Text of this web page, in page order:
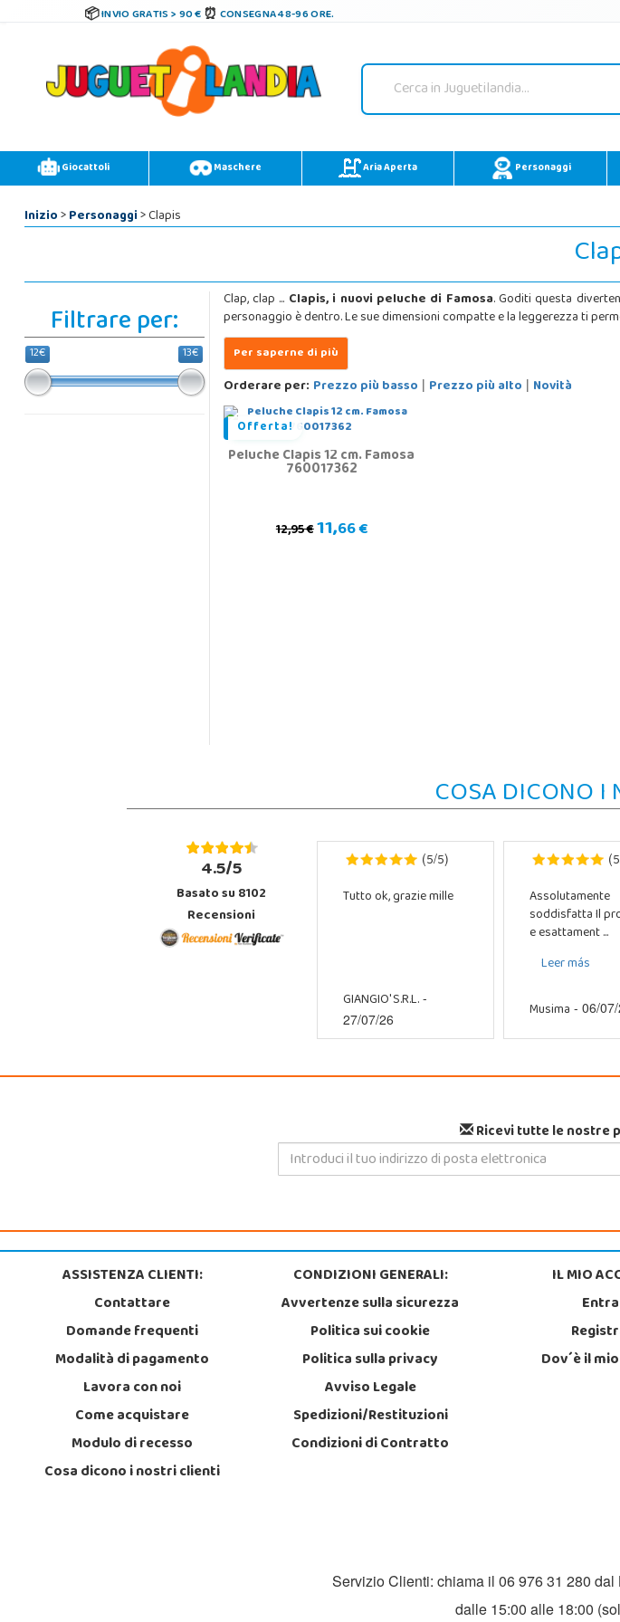
INVIO GRATIS > 90 € CONSEGNA 48-96 ORE.
Giocattoli Maschere Aria Aperta Personaggi
Inizio>Personaggi> Clapis
Filtrare per:
12€ 13€
Clap, clap ... Clapis, i nuovi peluche di Famosa. Goditi questa
personaggio è dentro. Le sue dimensioni compatte e la leggerezza ti
Orderare per: Prezzo più basso | Prezzo più alto | Novità
Offerta!
Peluche Clapis 12 cm. Famosa
760017362
12,95 €11,66 €
COSA DICONO I
4.5/5
Basato su 8102
Recensioni
(5/5)
Tutto ok, grazie mille
GIANGIO' S.R.L.-
27/07/26
(5
Assolutamente
soddisfatta Il
e esattament ...
Leer más
Musima - 06/
Ricevi tutte le nostre
ASSISTENZA CLIENTI:
Contattare
Domande frequenti
Modalità di pagamento
Lavora con noi
Come acquistare
Modulo di recesso
Cosa dicono i nostri clienti
CONDIZIONI GENERALI:
Avvertenze sulla sicurezza
Politica sui cookie
Politica sulla privacy
Avviso Legale
Spedizioni/Restituzioni
Condizioni di Contratto
IL MIO
Dov´è il
Servizio Clienti: chiama il 06 976 31 280
dalle 15:00 alle 18:00